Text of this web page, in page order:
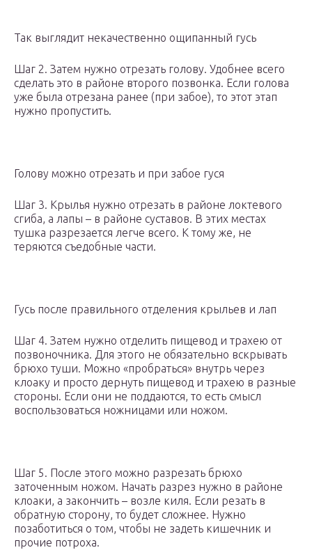
Так выглядит некачественно ощипанный гусь
Шаг 2. Затем нужно отрезать голову. Удобнее всего
сделать это в районе второго позвонка. Если голова
уже была отрезана ранее (при забое), то этот этап
нужно пропустить.
Голову можно отрезать и при забое гуся
Шаг 3. Крылья нужно отрезать в районе локтевого
сгиба, а лапы – в районе суставов. В этих местах
тушка разрезается легче всего. К тому же, не
теряются съедобные части.
Гусь после правильного отделения крыльев и лап
Шаг 4. Затем нужно отделить пищевод и трахею от
позвоночника. Для этого не обязательно вскрывать
брюхо туши. Можно «пробраться» внутрь через
клоаку и просто дернуть пищевод и трахею в разные
стороны. Если они не поддаются, то есть смысл
воспользоваться ножницами или ножом.
Шаг 5. После этого можно разрезать брюхо
заточенным ножом. Начать разрез нужно в районе
клоаки, а закончить – возле киля. Если резать в
обратную сторону, то будет сложнее. Нужно
позаботиться о том, чтобы не задеть кишечник и
прочие потроха.